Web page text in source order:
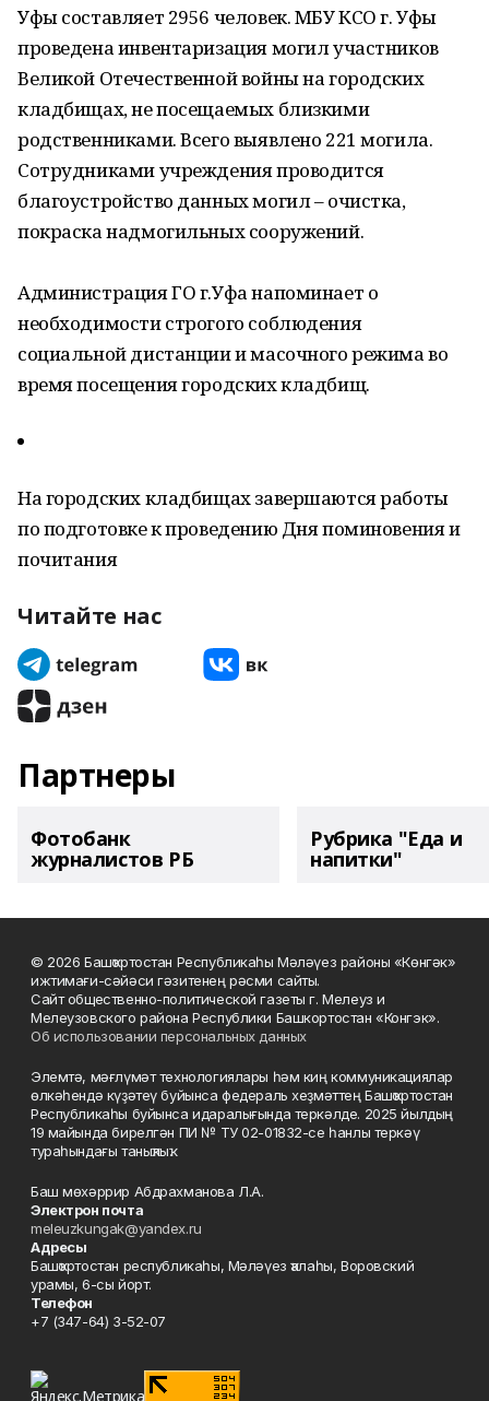
Уфы составляет 2956 человек. МБУ КСО г. Уфы
проведена инвентаризация могил участников
Великой Отечественной войны на городских
кладбищах, не посещаемых близкими
родственниками. Всего выявлено 221 могила.
Сотрудниками учреждения проводится
благоустройство данных могил – очистка,
покраска надмогильных сооружений.
Администрация ГО г.Уфа напоминает о
необходимости строгого соблюдения
социальной дистанции и масочного режима во
время посещения городских кладбищ.
На городских кладбищах завершаются работы
по подготовке к проведению Дня поминовения и
почитания
Читайте нас
Партнеры
Фотобанк
журналистов РБ
Рубрика "Еда и
напитки"
© 2026 Башҡортостан Республикаһы Мәләүез районы «Көнгәк»
ижтимағи-сәйәси гәзитенең рәсми сайты.
Сайт общественно-политической газеты г. Мелеуз и
Мелеузовского района Республики Башкортостан «Конгэк».
Об использовании персональных данных
Элемтә, мәғлүмәт технологиялары һәм киң коммуникациялар
өлкәһендә күҙәтеү буйынса федераль хеҙмәттең Башҡортостан
Республикаһы буйынса идаралығында теркәлде. 2025 йылдың
19 майында бирелгән ПИ № ТУ 02-01832-се һанлы теркәү
тураһындағы таныҡлыҡ.
Баш мөхәррир Абдрахманова Л.А.
Электрон почта
meleuzkungak@yandex.ru
Адресы
Башҡортостан республикаһы, Мәләүез ҡалаһы, Воровский
урамы, 6-сы йорт.
Телефон
+7 (347-64) 3-52-07